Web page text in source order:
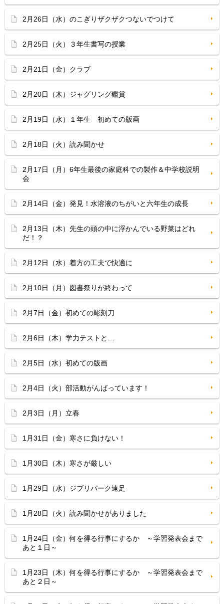
2月26日（水）のこぎりザクザクつないでつけて
2月25日（火）３年生書写の授業
2月21日（金）クラブ
2月20日（木）ジャグリング鑑賞
2月19日（水）１年生 初めての版画
2月18日（火）読み聞かせ
2月17日（月）6年生最後の家庭科での製作＆中学校説明
会
2月14日（金）発見！水溶液のちがいと六年生の成長
2月13日（木）先生の頭の中に浮かんでいる野菜はどれ
だ！？
2月12日（水）着方の工夫で快適に
2月10日（月）図書祭りが終わって
2月7日（金）初めての彫刻刀
2月6日（木）学力テストと…
2月5日（水）初めての版画
2月4日（火）部活動がんばっています！
2月3日（月）立春
1月31日（金）寒さに負けない！
1月30日（木）寒さが厳しい
1月29日（水）ジブリパーク遠足
1月28日（火）読み聞かせがありました
1月24日（金）何を得る行事にするか ～学習発表会まで
あと１日～
1月23日（木）何を得る行事にするか ～学習発表会まで
あと２日～